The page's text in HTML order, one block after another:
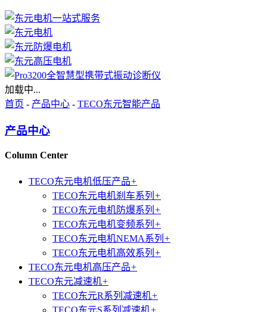
加载中...
首页 - 产品中心 - TECO东元智能产品
产品中心
Column Center
TECO东元电机低压产品+
TECO东元电机刹车系列 +
TECO东元电机防爆系列 +
TECO东元电机变频系列 +
TECO东元电机NEMA系列 +
TECO东元电机高效系列 +
TECO东元电机高压产品+
TECO东元减速机+
TECO东元R系列减速机+